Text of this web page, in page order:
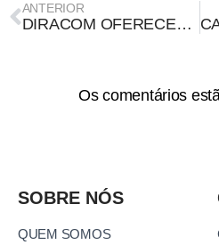
ANTERIOR
DIRACOM OFERECERÁ CURSO SOBRE COMUNICAÇÃO, TECNOLOGIA E SOBERANIA NOS DIAS 5 E 6 DE DEZEMBRO EM SÃO PAULO; SAIBA COMO PARTICIPAR
Os comentários
SOBRE NÓS
QUEM SOMOS